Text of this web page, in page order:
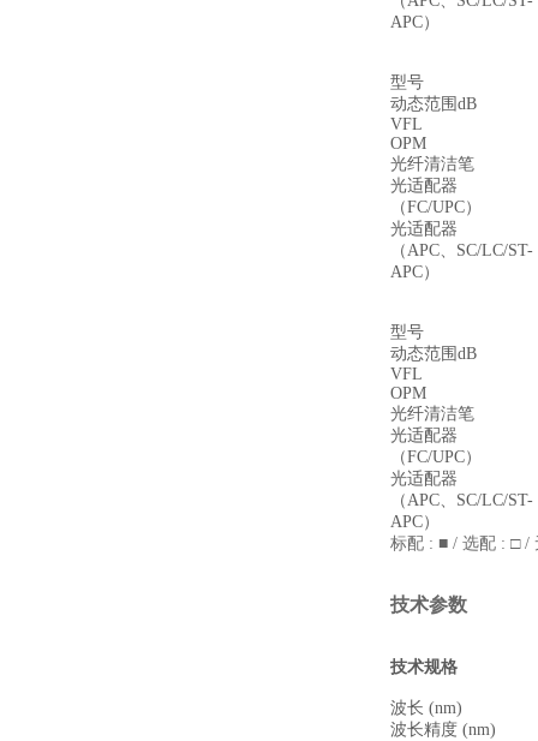
APC）
型号
动态范围dB
VFL
OPM
光纤清洁笔
光适配器
（FC/UPC）
光适配器
（APC、SC/LC/ST-
APC）
型号
动态范围dB
VFL
OPM
光纤清洁笔
光适配器
（FC/UPC）
光适配器
（APC、SC/LC/ST-
APC）
标配 : ■ / 选配 : □ /
技术参数
技术规格
波长 (nm)
波长精度 (nm)